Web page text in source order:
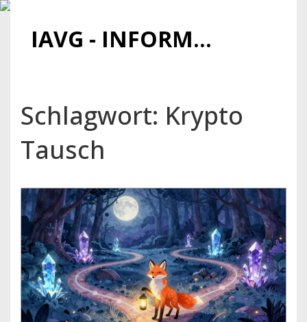
IAVG - INFORMATIONSARCHIV FÜR VIRTUELLE GELDER
Schlagwort: Krypto
Tausch